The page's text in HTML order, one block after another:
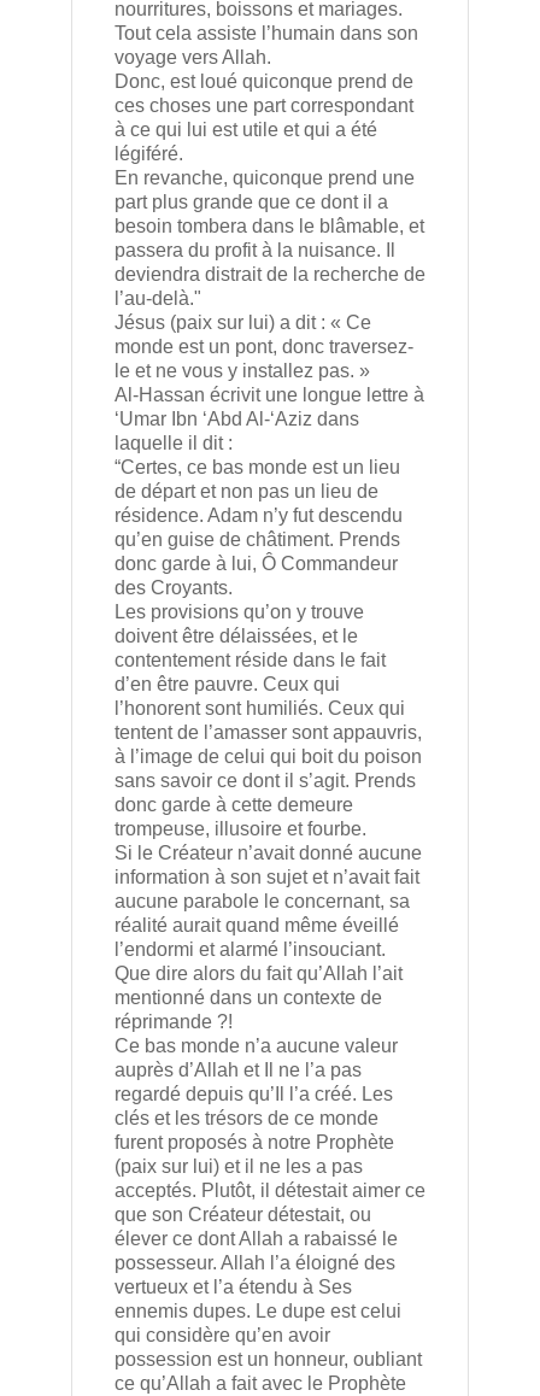
nourritures, boissons et mariages.
Tout cela assiste l’humain dans son
voyage vers Allah.
Donc, est loué quiconque prend de
ces choses une part correspondant
à ce qui lui est utile et qui a été
légiféré.
En revanche, quiconque prend une
part plus grande que ce dont il a
besoin tombera dans le blâmable, et
passera du profit à la nuisance. Il
deviendra distrait de la recherche de
l’au-delà."
Jésus (paix sur lui) a dit : « Ce
monde est un pont, donc traversez-
le et ne vous y installez pas. »
Al-Hassan écrivit une longue lettre à
‘Umar Ibn ‘Abd Al-‘Aziz dans
laquelle il dit :
“Certes, ce bas monde est un lieu
de départ et non pas un lieu de
résidence. Adam n’y fut descendu
qu’en guise de châtiment. Prends
donc garde à lui, Ô Commandeur
des Croyants.
Les provisions qu’on y trouve
doivent être délaissées, et le
contentement réside dans le fait
d’en être pauvre. Ceux qui
l’honorent sont humiliés. Ceux qui
tentent de l’amasser sont appauvris,
à l’image de celui qui boit du poison
sans savoir ce dont il s’agit. Prends
donc garde à cette demeure
trompeuse, illusoire et fourbe.
Si le Créateur n’avait donné aucune
information à son sujet et n’avait fait
aucune parabole le concernant, sa
réalité aurait quand même éveillé
l’endormi et alarmé l’insouciant.
Que dire alors du fait qu’Allah l’ait
mentionné dans un contexte de
réprimande ?!
Ce bas monde n’a aucune valeur
auprès d’Allah et Il ne l’a pas
regardé depuis qu’Il l’a créé. Les
clés et les trésors de ce monde
furent proposés à notre Prophète
(paix sur lui) et il ne les a pas
acceptés. Plutôt, il détestait aimer ce
que son Créateur détestait, ou
élever ce dont Allah a rabaissé le
possesseur. Allah l’a éloigné des
vertueux et l’a étendu à Ses
ennemis dupes. Le dupe est celui
qui considère qu’en avoir
possession est un honneur, oubliant
ce qu’Allah a fait avec le Prophète